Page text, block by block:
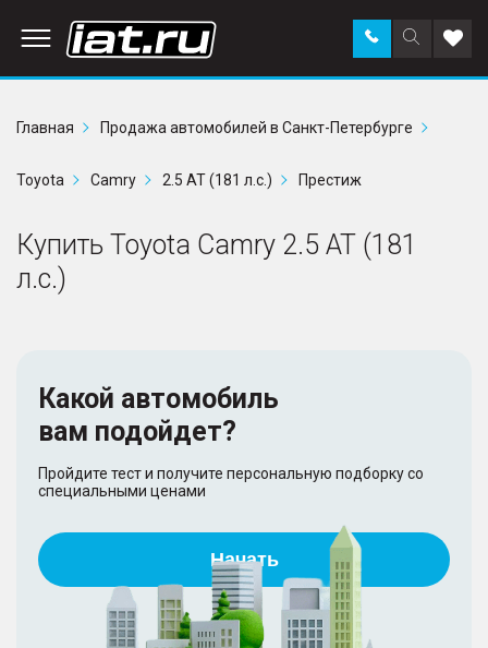
Поиск
по
Заказать
звонок в
Главная
Продажа автомобилей в Санкт-Петербурге
Toyota Camry 2.5 AT (181 л.с.) Престиж
Купить Toyota Camry 2.5 AT (181
л.с.)
Какой автомобиль
вам подойдет?
Пройдите тест и получите персональную подборку со
специальными ценами
Начать